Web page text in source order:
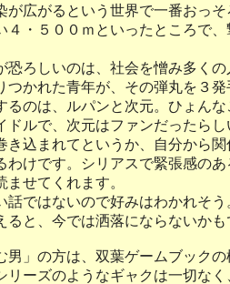
が広がるという世界で一番おっ
４・５００ｍといったところで
ろしいのは、社会を憎み多く
つかれた青年が、その弾丸を３
のは、ルパンと次元。ひょん
ドルで、次元はファンだったら
き込まれてというか、自分から
わけです。シリアスで緊張感の
ませてくれます。
ではないので好みはわかれそ
ると、今では洒落にならないかも
」の方は、双葉ゲームブック
リーズのようなギャクは一切な